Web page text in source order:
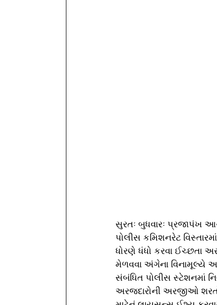
સુરતઃ બુધવારઃ પ્રજાપંખ
પોલીસ કમિશનરેટ
ધોરણે ધંધો કરવા ઈચ્છતા
મેળવવા અંગેના વિનામૂલ્યે
સંબંધિત પોલીસ સ્ટેશનમાં
અરજદારોની અરજીઓ